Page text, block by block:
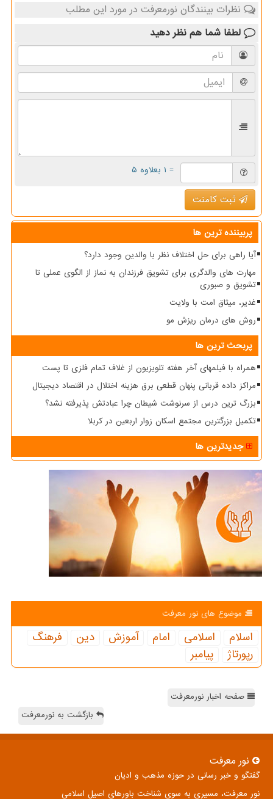
نظرات بینندگان نورمعرفت در مورد این مطلب
لطفا شما هم نظر دهید
= ۱ بعلاوه ۵
ثبت کامنت
پربیننده ترین ها
آیا راهی برای حل اختلاف نظر با والدین وجود دارد؟
مهارت های والدگری برای تشویق فرزندان به نماز از الگوی عملی تا
تشویق و صبوری
غدیر، میثاق امت با ولایت
روش های درمان ریزش مو
پربحث ترین ها
همراه با فیلمهای آخر هفته تلویزیون از غلاف تمام فلزی تا پست
مراکز داده قربانی پنهان قطعی برق هزینه اختلال در اقتصاد دیجیتال
بزرگ ترین درس از سرنوشت شیطان چرا عبادتش پذیرفته نشد؟
تکمیل بزرگترین مجتمع اسکان زوار اربعین در کربلا
جدیدترین ها
موضوع های نور معرفت
اسلام اسلامی امام آموزش دین
فرهنگ
رپورتاژ
پیامبر
صفحه اخبار نورمعرفت
بازگشت به نورمعرفت
نور معرفت
گفتگو و خبر رسانی در حوزه مذهب و ادیان
نور معرفت، مسیری به سوی شناخت باورهای اصیل اسلامی